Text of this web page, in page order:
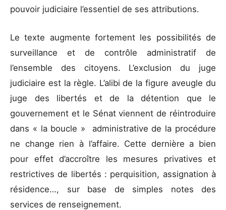
pouvoir judiciaire l’essentiel de ses attributions.
Le texte augmente fortement les possibilités de
surveillance et de contrôle administratif de
l’ensemble des citoyens. L’exclusion du juge
judiciaire est la règle. L’alibi de la figure aveugle du
juge des libertés et de la détention que le
gouvernement et le Sénat viennent de réintroduire
dans « la boucle » administrative de la procédure
ne change rien à l’affaire. Cette dernière a bien
pour effet d’accroître les mesures privatives et
restrictives de libertés : perquisition, assignation à
résidence…, sur base de simples notes des
services de renseignement.